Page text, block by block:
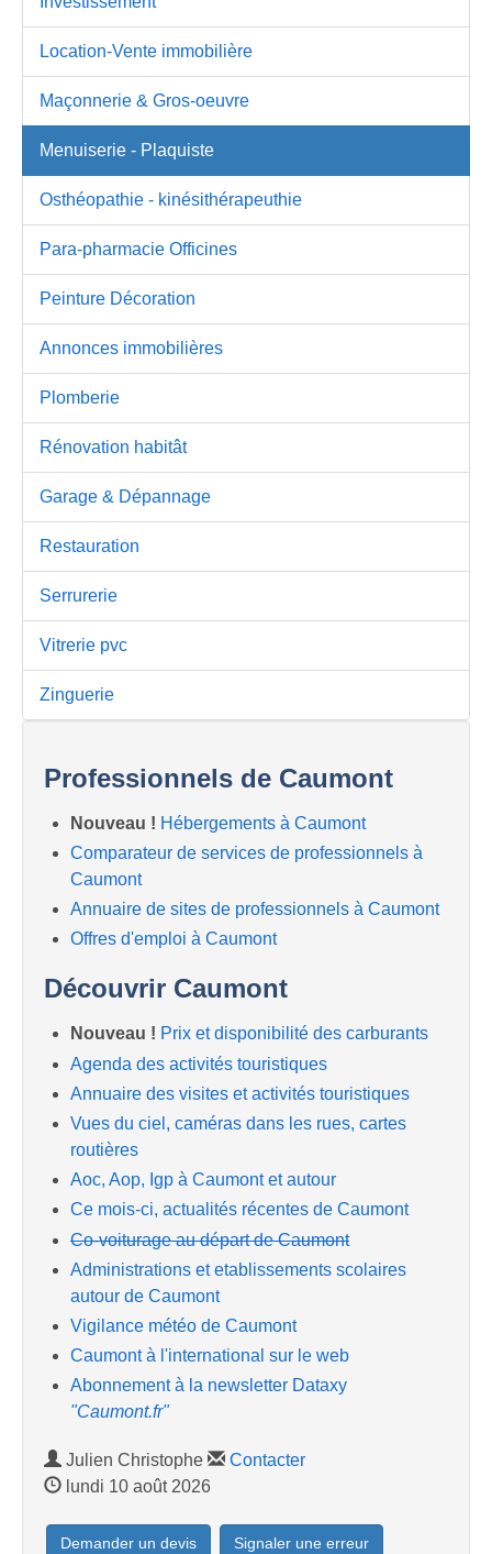
Location-Vente immobilière
Maçonnerie & Gros-oeuvre
Menuiserie - Plaquiste
Osthéopathie - kinésithérapeuthie
Para-pharmacie Officines
Peinture Décoration
Annonces immobilières
Plomberie
Rénovation habitât
Garage & Dépannage
Restauration
Serrurerie
Vitrerie pvc
Zinguerie
Professionnels de Caumont
Nouveau ! Hébergements à Caumont
Comparateur de services de professionnels à
Caumont
Annuaire de sites de professionnels à Caumont
Offres d'emploi à Caumont
Découvrir Caumont
Nouveau ! Prix et disponibilité des carburants
Agenda des activités touristiques
Annuaire des visites et activités touristiques
Vues du ciel, caméras dans les rues, cartes
routières
Aoc, Aop, Igp à Caumont et autour
Ce mois-ci, actualités récentes de Caumont
Co-voiturage au départ de Caumont
Administrations et etablissements scolaires
autour de Caumont
Vigilance météo de Caumont
Caumont à l'international sur le web
Abonnement à la newsletter Dataxy
"Caumont.fr"
Julien Christophe
Contacter
lundi 10 août 2026
Demander un devis Signaler une erreur